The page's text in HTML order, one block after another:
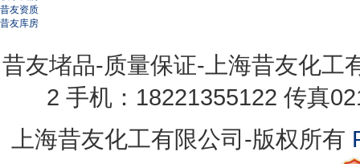
昔友资质
昔友库房
昔友堵品-质量保证-上海昔友化工
2 手机：18221355122 传真
上海昔友化工有限公司-版权所有